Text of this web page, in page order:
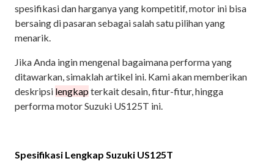
spesifikasi dan harganya yang kompetitif, motor ini bisa
bersaing di pasaran sebagai salah satu pilihan yang
menarik.
Jika Anda ingin mengenal bagaimana performa yang
ditawarkan, simaklah artikel ini. Kami akan memberikan
deskripsi lengkapterkait desain, fitur-fitur, hingga
performa motor Suzuki US125T ini.
Spesifikasi Lengkap Suzuki US125T